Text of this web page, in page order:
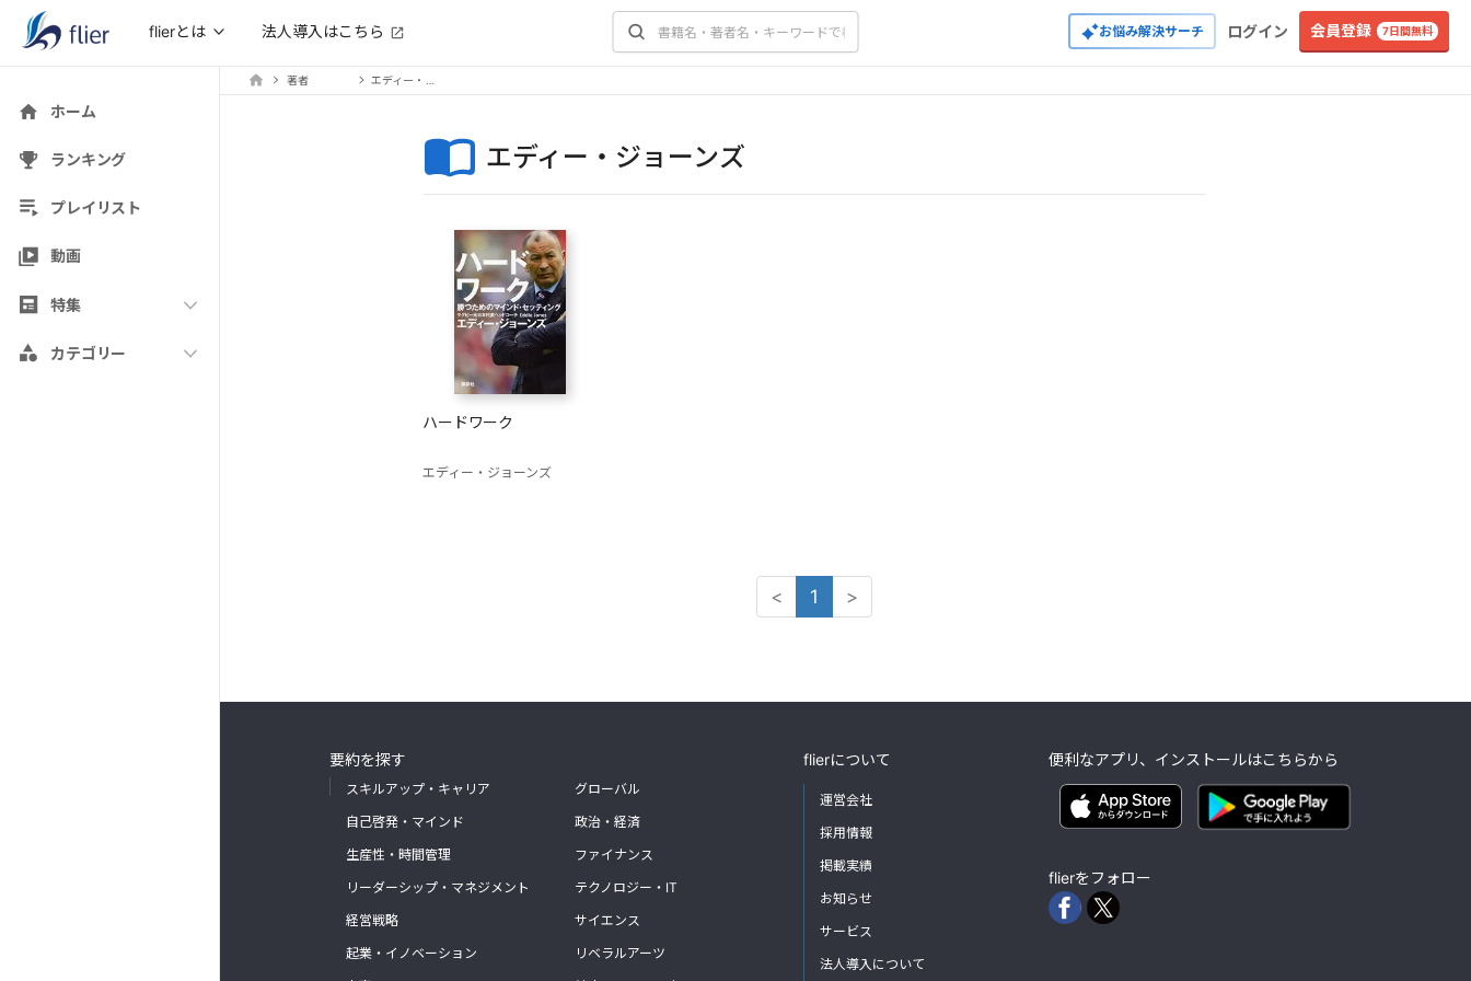
flierとは 法人導入はこちら お悩み解決サーチ ログイン 会員登録 7日間無料
ホーム
ランキング
プレイリスト
動画
特集
カテゴリー
著者
エディー・ジョーンズ
ハードワーク
エディー・ジョーンズ
< 1 >
要約を探す
スキルアップ・キャリア
自己啓発・マインド
生産性・時間管理
リーダーシップ・マネジメント
経営戦略
起業・イノベーション
グローバル
政治・経済
ファイナンス
テクノロジー・IT
サイエンス
リベラルアーツ
flierについて
運営会社
採用情報
掲載実績
お知らせ
サービス
法人導入について
便利なアプリ、インストールはこちらから
flierをフォロー